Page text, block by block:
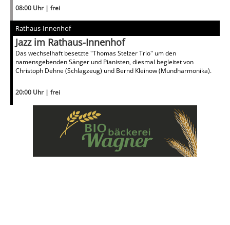
08:00 Uhr | frei
Rathaus-Innenhof
Jazz im Rathaus-Innenhof
Das wechselhaft besetzte "Thomas Stelzer Trio" um den
namensgebenden Sänger und Pianisten, diesmal begleitet von
Christoph Dehne (Schlagzeug) und Bernd Kleinow (Mundharmonika).
20:00 Uhr | frei